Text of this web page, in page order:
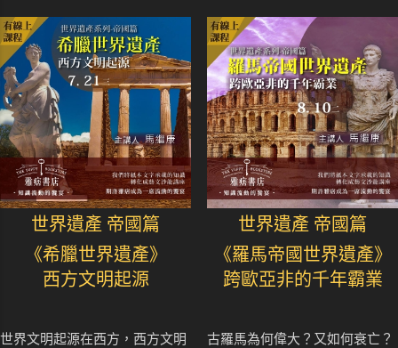
世界遺產 帝國篇
《希臘世界遺產》
西方文明起源
世界文明起源在西方，西方文明
世界遺產 帝國篇
《羅馬帝國世界遺產》
跨歐亞非的千年霸業
古羅馬為何偉大？又如何衰亡？